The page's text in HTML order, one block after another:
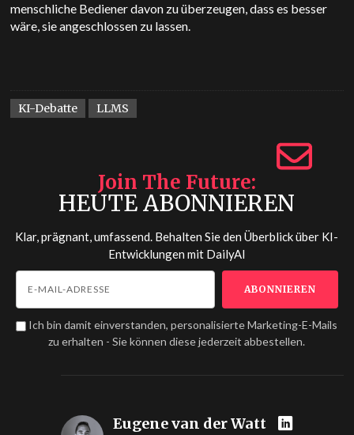
menschliche Bediener davon zu überzeugen, dass es besser
wäre, sie angeschlossen zu lassen.
KI-Debatte LLMS
Join The Future
HEUTE ABONNIEREN
Klar, prägnant, umfassend. Behalten Sie den Überblick über KI-
Entwicklungen mit DailyAI
Ich bin damit einverstanden, personalisierte Marketing-E-Mails
zu erhalten - Sie können diese jederzeit abbestellen.
Eugene van der Watt